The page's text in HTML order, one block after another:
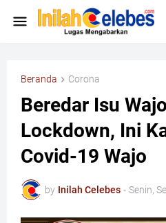
Beranda Corona
Beredar Isu
Lockdown, Ini
Covid-19 Wajo
by Inilah Celebes - Senin,